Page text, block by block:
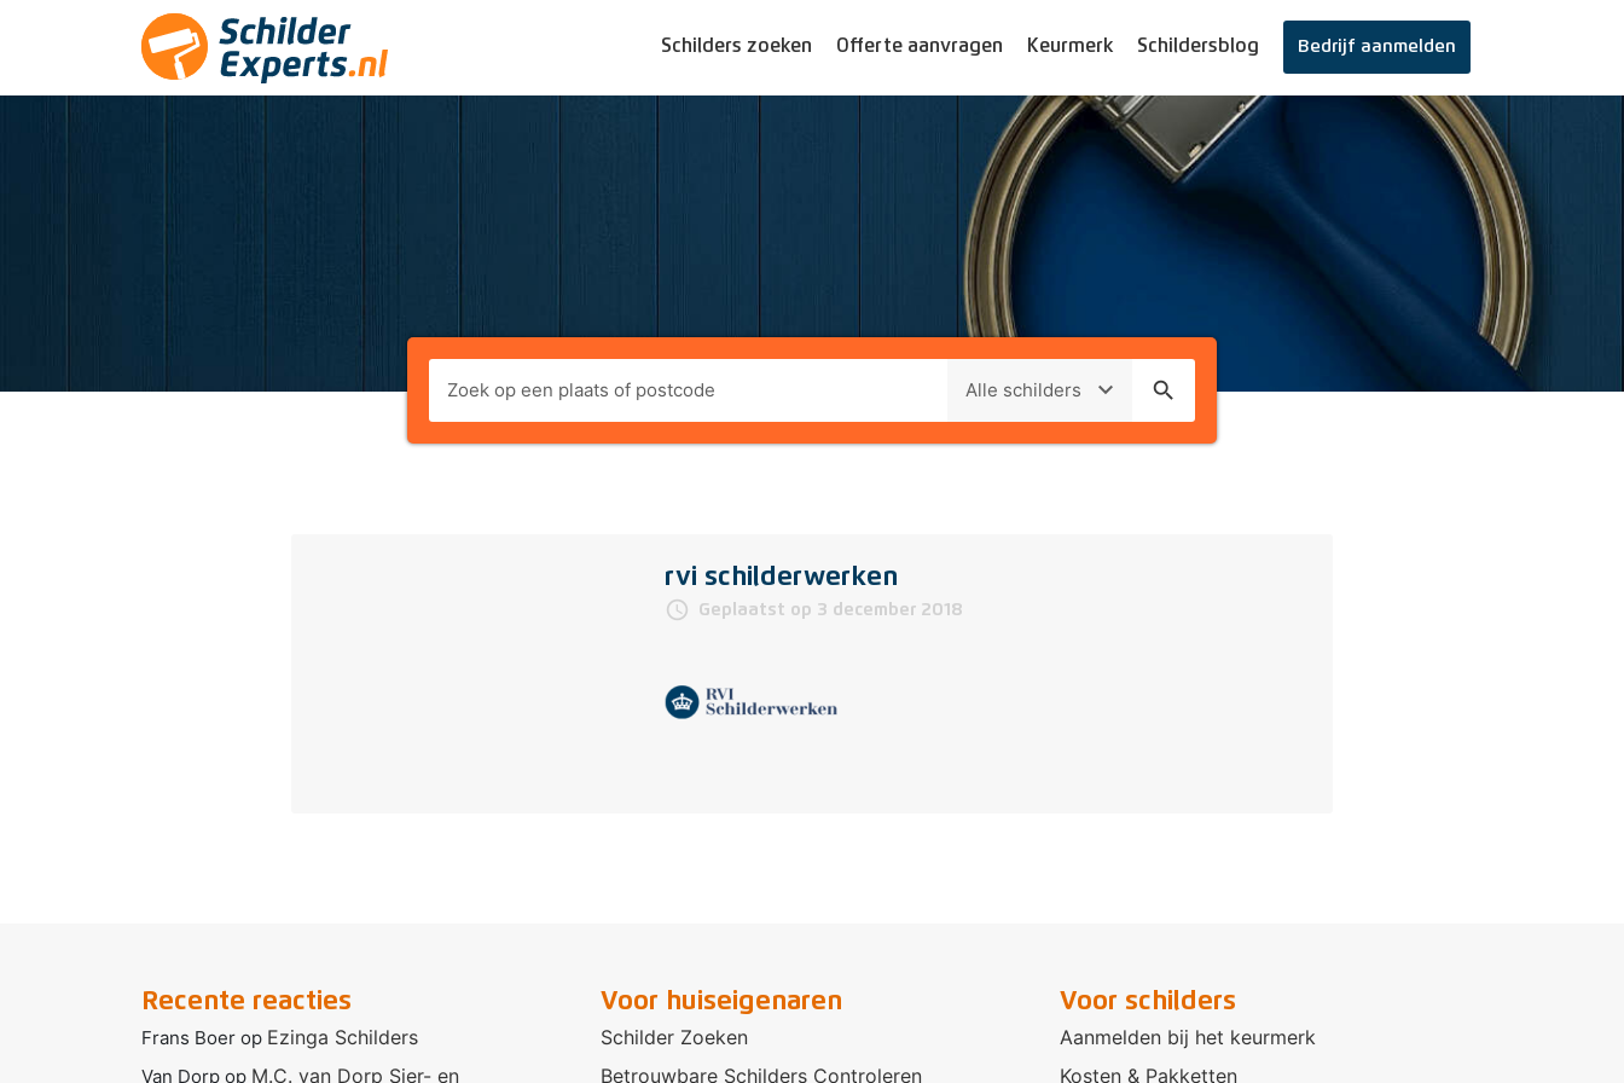
Schilders zoeken Offerte aanvragen Keurmerk Schildersblog Bedrijf aanmelden
search
rvi schilderwerken
access_time Geplaatst op 3 december 2018
Recente reacties
Frans Boer op Ezinga Schilders
Van Dorp op M.C. van Dorp Sier- en
Voor huiseigenaren
Schilder Zoeken
Betrouwbare Schilders Controleren
Voor schilders
Aanmelden bij het keurmerk
Kosten & Pakketten